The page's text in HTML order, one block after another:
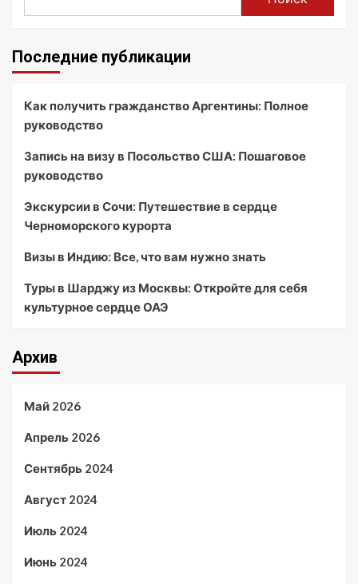
Последние публикации
Как получить гражданство Аргентины: Полное
руководство
Запись на визу в Посольство США: Пошаговое
руководство
Экскурсии в Сочи: Путешествие в сердце
Черноморского курорта
Визы в Индию: Все, что вам нужно знать
Туры в Шарджу из Москвы: Откройте для себя
культурное сердце ОАЭ
Архив
Май 2026
Апрель 2026
Сентябрь 2024
Август 2024
Июль 2024
Июнь 2024